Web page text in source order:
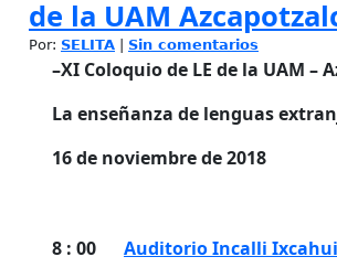
de la UAM
Por: SELITA | Sin comentarios
–XI Coloquio de LE de la UAM –
La enseñanza de lenguas
16 de noviembre de 2018
8 : 00
Auditorio Incalli